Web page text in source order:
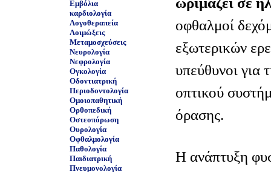
Εμβόλια
καρδιολογία
Λογοθεραπεία
Λοιμώξεις
Μεταμοσχεύσεις
Νευρολογία
Νεφρολογία
Ογκολογία
Οδοντιατρική
Περιοδοντολογία
Ομοιοπαθητική
Ορθοπεδική
Οστεοπόρωση
Ουρολογία
Οφθαλμολογία
Παθολογία
Παιδιατρική
Πνευμονολογία
οφθαλμοί
εξωτερικών
υπεύθυνοι για
οπτικού
όρασης.
Η ανάπτυξη